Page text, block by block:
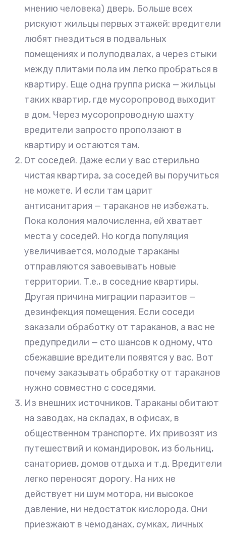
мнению человека) дверь. Больше всех
рискуют жильцы первых этажей: вредители
любят гнездиться в подвальных
помещениях и полуподвалах, а через стыки
между плитами пола им легко пробраться в
квартиру. Еще одна группа риска — жильцы
таких квартир, где мусоропровод выходит
в дом. Через мусоропроводную шахту
вредители запросто проползают в
квартиру и остаются там.
От соседей. Даже если у вас стерильно
чистая квартира, за соседей вы поручиться
не можете. И если там царит
антисанитария — тараканов не избежать.
Пока колония малочисленна, ей хватает
места у соседей. Но когда популяция
увеличивается, молодые тараканы
отправляются завоевывать новые
территории. Т.е., в соседние квартиры.
Другая причина миграции паразитов —
дезинфекция помещения. Если соседи
заказали обработку от тараканов, а вас не
предупредили — сто шансов к одному, что
сбежавшие вредители появятся у вас. Вот
почему заказывать обработку от тараканов
нужно совместно с соседями.
Из внешних источников. Тараканы обитают
на заводах, на складах, в офисах, в
общественном транспорте. Их привозят из
путешествий и командировок, из больниц,
санаториев, домов отдыха и т.д. Вредители
легко переносят дорогу. На них не
действует ни шум мотора, ни высокое
давление, ни недостаток кислорода. Они
приезжают в чемоданах, сумках, личных